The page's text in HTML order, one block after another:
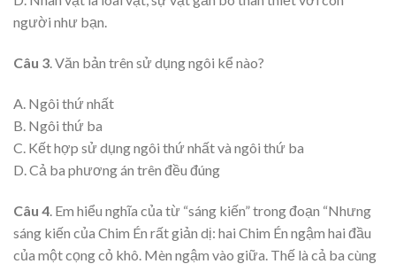
người như bạn.
Câu 3. Văn bản trên sử dụng ngôi kể nào?
A. Ngôi thứ nhất
B. Ngôi thứ ba
C. Kết hợp sử dụng ngôi thứ nhất và ngôi thứ ba
D. Cả ba phương án trên đều đúng
Câu 4 . Em hiểu nghĩa của từ “sáng kiến” trong đoạn “Nhưng
sáng kiến của Chim Én rất giản dị: hai Chim Én ngậm hai đầu
của một cọng cỏ khô. Mèn ngậm vào giữa. Thế là cả ba cùng